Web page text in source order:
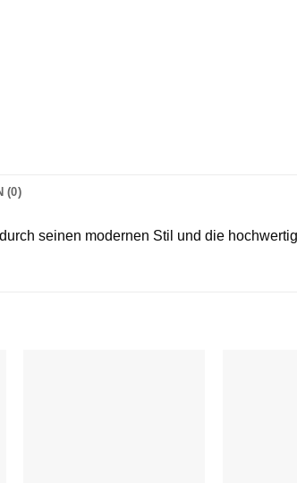
(0)
seinen modernen Stil und die